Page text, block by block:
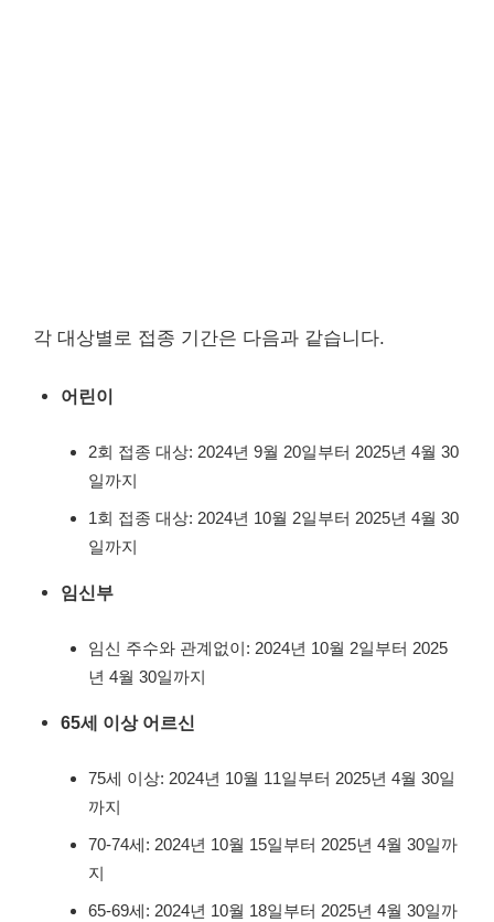
각 대상별로 접종 기간은 다음과 같습니다.
어린이
2회 접종 대상: 2024년 9월 20일부터 2025년 4월 30
일까지
1회 접종 대상: 2024년 10월 2일부터 2025년 4월 30
일까지
임신부
임신 주수와 관계없이: 2024년 10월 2일부터 2025
년 4월 30일까지
65세 이상 어르신
75세 이상: 2024년 10월 11일부터 2025년 4월 30일
까지
70-74세: 2024년 10월 15일부터 2025년 4월 30일까
지
65-69세: 2024년 10월 18일부터 2025년 4월 30일까